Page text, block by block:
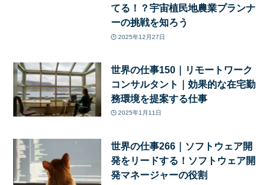
てる！？宇宙植民地農業プランナ
ーの挑戦を知ろう
2025年12月27日
世界の仕事150｜リモートワーク
コンサルタント｜効果的な在宅勤
務環境を提案する仕事
2025年1月11日
世界の仕事266｜ソフトウェア開
発をリードする！ソフトウェア開
発マネージャーの役割